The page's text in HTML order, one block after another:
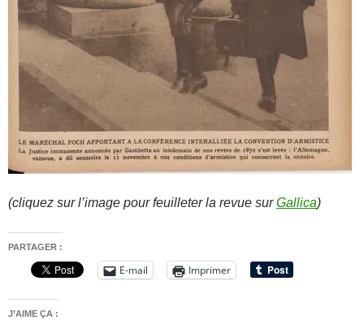
(cliquez sur l’image pour feuilleter la revue surGallica)
PARTAGER :
E-mail Imprimer
J’AIME ÇA :